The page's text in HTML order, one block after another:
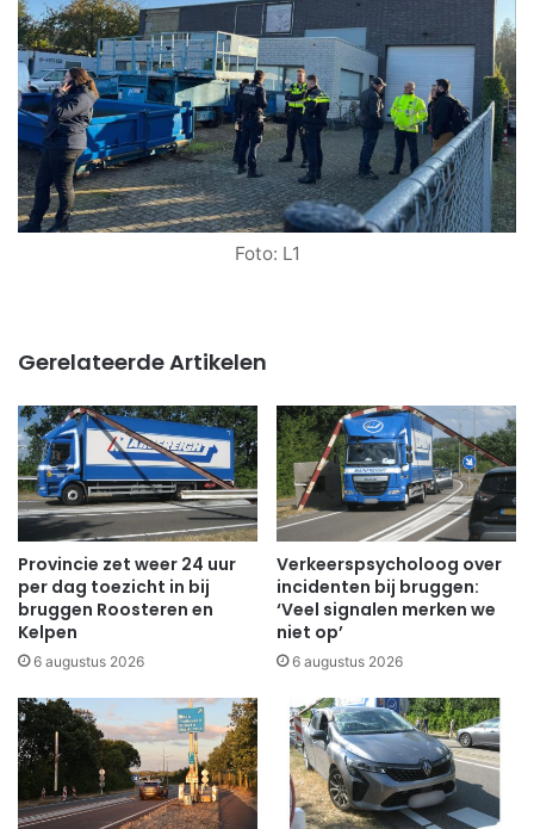
Foto: L1
Gerelateerde Artikelen
Provincie zet weer 24 uur
per dag toezicht in bij
bruggen Roosteren en
Kelpen
6 augustus 2026
Verkeerspsycholoog over
incidenten bij bruggen:
‘Veel signalen merken we
niet op’
6 augustus 2026